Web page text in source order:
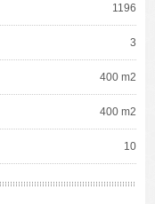
1196
3
400 m2
400 m2
10